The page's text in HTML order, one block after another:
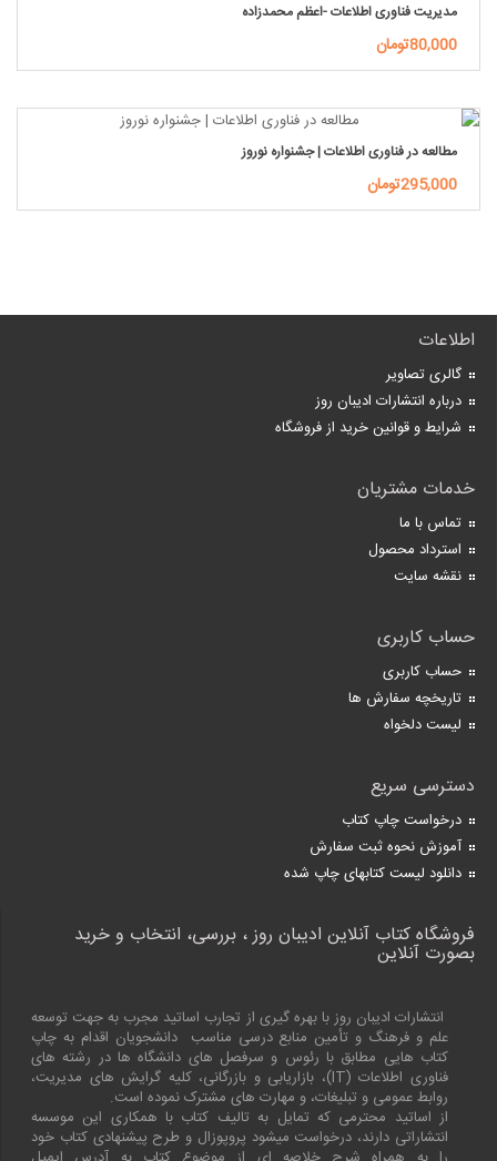
مدیریت فناوری اطلاعات -اعظم محمدزاده
80,000تومان
مطالعه در فناوری اطلاعات | جشنواره نوروز
295,000تومان
اطلاعات
گالری تصاویر
درباره انتشارات ادیبان روز
شرایط و قوانین خرید از فروشگاه
خدمات مشتریان
تماس با ما
استرداد محصول
نقشه سایت
حساب کاربری
حساب کاربری
تاریخچه سفارش ها
لیست دلخواه
دسترسی سریع
درخواست چاپ کتاب
آموزش نحوه ثبت سفارش
دانلود لیست کتابهای چاپ شده
فروشگاه کتاب آنلاین ادیبان روز ، بررسی، انتخاب و خرید
بصورت آنلاین
انتشارات ادیبان روز با بهره گیری از تجارب اساتید مجرب به جهت توسعه
علم و فرهنگ و تأمین منابع درسی مناسب دانشجویان اقدام به چاپ
کتاب هایی مطابق با رئوس و سرفصل های دانشگاه ها در رشته های
فناوری اطلاعات (IT)، بازاریابی و بازرگانی، کلیه گرایش های مدیریت،
روابط عمومی و تبلیغات، و مهارت های مشترک نموده است.
از اساتید محترمی که تمایل به تالیف کتاب با همکاری این موسسه
انتشاراتی دارند، درخواست میشود پروپوزال و طرح پیشنهادی کتاب خود